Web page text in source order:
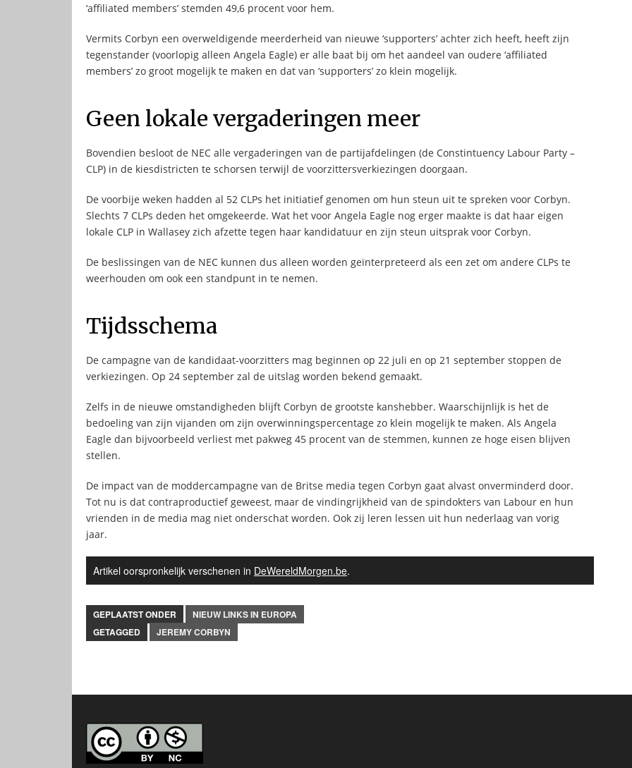
‘affiliated members’ stemden 49,6 procent voor hem.
Vermits Corbyn een overweldigende meerderheid van nieuwe ‘supporters’ achter zich heeft, heeft zijn
tegenstander (voorlopig alleen Angela Eagle) er alle baat bij om het aandeel van oudere ‘affiliated
members’ zo groot mogelijk te maken en dat van ‘supporters’ zo klein mogelijk.
Geen lokale vergaderingen meer
Bovendien besloot de NEC alle vergaderingen van de partijafdelingen (de Constintuency Labour Party –
CLP) in de kiesdistricten te schorsen terwijl de voorzittersverkiezingen doorgaan.
De voorbije weken hadden al 52 CLPs het initiatief genomen om hun steun uit te spreken voor Corbyn.
Slechts 7 CLPs deden het omgekeerde. Wat het voor Angela Eagle nog erger maakte is dat haar eigen
lokale CLP in Wallasey zich afzette tegen haar kandidatuur en zijn steun uitsprak voor Corbyn.
De beslissingen van de NEC kunnen dus alleen worden geïnterpreteerd als een zet om andere CLPs te
weerhouden om ook een standpunt in te nemen.
Tijdsschema
De campagne van de kandidaat-voorzitters mag beginnen op 22 juli en op 21 september stoppen de
verkiezingen. Op 24 september zal de uitslag worden bekend gemaakt.
Zelfs in de nieuwe omstandigheden blijft Corbyn de grootste kanshebber. Waarschijnlijk is het de
bedoeling van zijn vijanden om zijn overwinningspercentage zo klein mogelijk te maken. Als Angela
Eagle dan bijvoorbeeld verliest met pakweg 45 procent van de stemmen, kunnen ze hoge eisen blijven
stellen.
De impact van de moddercampagne van de Britse media tegen Corbyn gaat alvast onverminderd door.
Tot nu is dat contraproductief geweest, maar de vindingrijkheid van de spindokters van Labour en hun
vrienden in de media mag niet onderschat worden. Ook zij leren lessen uit hun nederlaag van vorig
jaar.
Artikel oorspronkelijk verschenen in DeWereldMorgen.be.
GEPLAATST ONDER
NIEUW LINKS IN EUROPA
GETAGGED
JEREMY CORBYN